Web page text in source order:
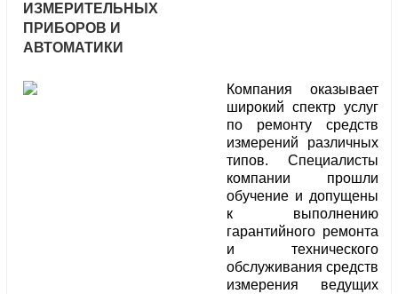
ИЗМЕРИТЕЛЬНЫХ
ПРИБОРОВ И
АВТОМАТИКИ
Компания оказывает
широкий спектр услуг
по ремонту средств
измерений различных
типов. Специалисты
компании прошли
обучение и допущены
к выполнению
гарантийного ремонта
и технического
обслуживания средств
измерения ведущих